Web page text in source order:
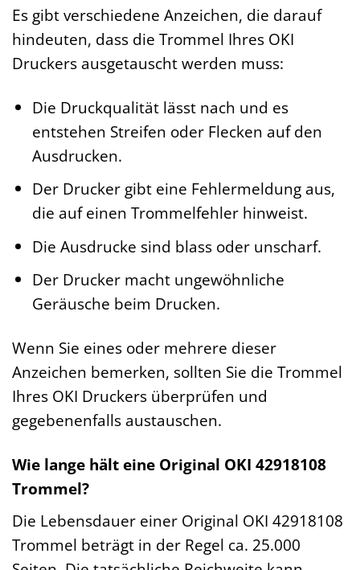
Es gibt verschiedene Anzeichen, die darauf
hindeuten, dass die Trommel Ihres OKI
Druckers ausgetauscht werden muss:
Die Druckqualität lässt nach und es
entstehen Streifen oder Flecken auf den
Ausdrucken.
Der Drucker gibt eine Fehlermeldung aus,
die auf einen Trommelfehler hinweist.
Die Ausdrucke sind blass oder unscharf.
Der Drucker macht ungewöhnliche
Geräusche beim Drucken.
Wenn Sie eines oder mehrere dieser
Anzeichen bemerken, sollten Sie die Trommel
Ihres OKI Druckers überprüfen und
gegebenenfalls austauschen.
Wie lange hält eine Original OKI 42918108
Trommel?
Die Lebensdauer einer Original OKI 42918108
Trommel beträgt in der Regel ca. 25.000